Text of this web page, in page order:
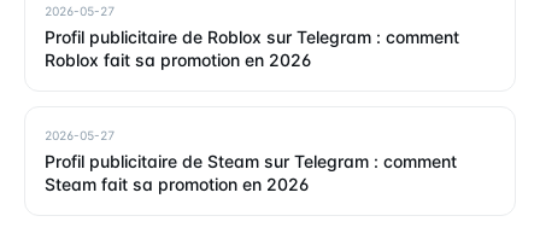
2026-05-27
Profil publicitaire de Roblox sur Telegram : comment
Roblox fait sa promotion en 2026
2026-05-27
Profil publicitaire de Steam sur Telegram : comment
Steam fait sa promotion en 2026